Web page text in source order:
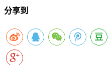
分享到